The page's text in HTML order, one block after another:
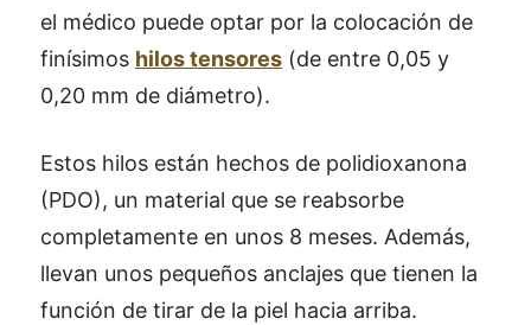
el médico puede optar por la colocación de
finísimos hilos tensores (de entre 0,05 y
0,20 mm de diámetro).
Estos hilos están hechos de polidioxanona
(PDO), un material que se reabsorbe
completamente en unos 8 meses. Además,
llevan unos pequeños anclajes que tienen la
función de tirar de la piel hacia arriba.